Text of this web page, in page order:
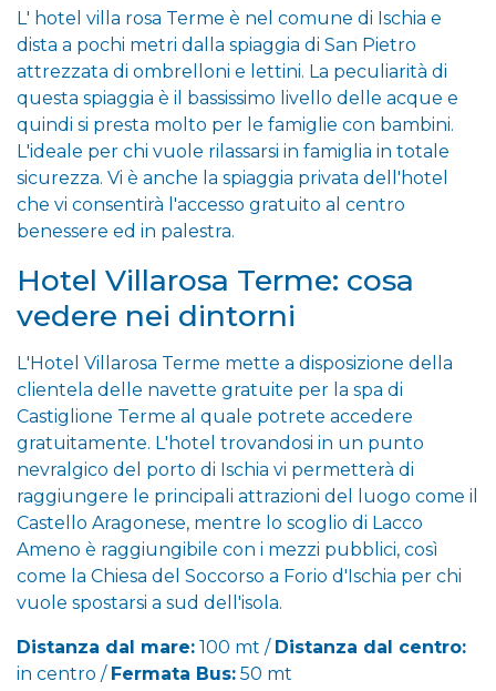
L' hotel villa rosa Terme è nel comune di Ischia e
dista a pochi metri dalla spiaggia di San Pietro
attrezzata di ombrelloni e lettini. La peculiarità di
questa spiaggia è il bassissimo livello delle acque e
quindi si presta molto per le famiglie con bambini.
L'ideale per chi vuole rilassarsi in famiglia in totale
sicurezza. Vi è anche la spiaggia privata dell'hotel
che vi consentirà l'accesso gratuito al centro
benessere ed in palestra.
Hotel Villarosa Terme: cosa
vedere nei dintorni
L'Hotel Villarosa Terme mette a disposizione della
clientela delle navette gratuite per la spa di
Castiglione Terme al quale potrete accedere
gratuitamente. L'hotel trovandosi in un punto
nevralgico del porto di Ischia vi permetterà di
raggiungere le principali attrazioni del luogo come il
Castello Aragonese, mentre lo scoglio di Lacco
Ameno è raggiungibile con i mezzi pubblici, così
come la Chiesa del Soccorso a Forio d'Ischia per chi
vuole spostarsi a sud dell'isola.
Distanza dal mare: 100 mt / Distanza dal centro:
in centro / Fermata Bus: 50 mt